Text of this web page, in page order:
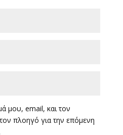
μου, email, και τον
πλοηγό για την επόμενη